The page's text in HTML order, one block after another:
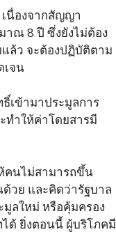
นื่องจากสัญญา
าณ 8 ปี ซึ่งยังไม่ต้อง
ล้ว จะต้องปฏิบัติตาม
เจน
เข้ามาประมูลการ
ทำให้ค่าโดยสารมี
คนไม่สามารถขึ้น
วย และคิดว่ารัฐบาล
ลใหม่ หรือคุ้มครอง
ด้ ยิ่งตอนนี้ ผู้บริโภคมี